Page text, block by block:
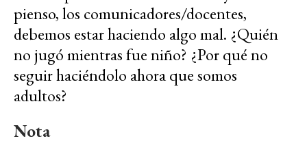
pienso, los comunicadores/docentes,
debemos estar haciendo algo mal. ¿Quién
no jugó mientras fue niño? ¿Por qué no
seguir haciéndolo ahora que somos
adultos?
Nota